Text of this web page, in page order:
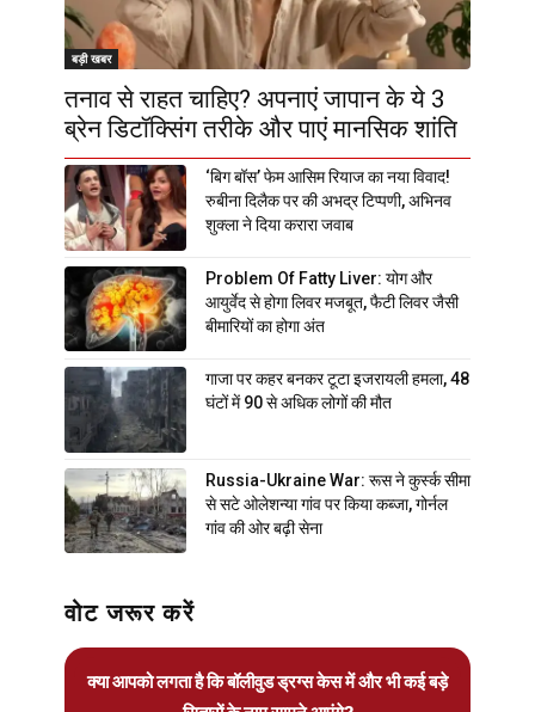
बड़ी खबर
तनाव से राहत चाहिए? अपनाएं जापान के ये 3
ब्रेन डिटॉक्सिंग तरीके और पाएं मानसिक शांति
‘बिग बॉस’ फेम आसिम रियाज का नया विवाद!
रुबीना दिलैक पर की अभद्र टिप्पणी, अभिनव
शुक्ला ने दिया करारा जवाब
Problem Of Fatty Liver: योग और
आयुर्वेद से होगा लिवर मजबूत, फैटी लिवर जैसी
बीमारियों का होगा अंत
गाजा पर कहर बनकर टूटा इजरायली हमला, 48
घंटों में 90 से अधिक लोगों की मौत
Russia-Ukraine War: रूस ने कुर्स्क सीमा
से सटे ओलेशन्या गांव पर किया कब्जा, गोर्नल
गांव की ओर बढ़ी सेना
वोट जरूर करें
क्या आपको लगता है कि बॉलीवुड ड्रग्स केस में और भी कई बड़े